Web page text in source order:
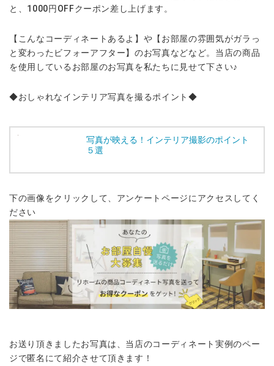
と、1000円OFFクーポン差し上げます。
【こんなコーディネートあるよ】や【お部屋の雰囲気がガラっ
と変わったビフォーアフター】のお写真などなど。当店の商品
を使用しているお部屋のお写真を私たちに見せて下さい♪
◆おしゃれなインテリア写真を撮るポイント◆
写真が映える！インテリア撮影のポイント
５選
下の画像をクリックして、アンケートページにアクセスしてく
ださい
お送り頂きましたお写真は、当店のコーディネート実例のペー
ジで匿名にて紹介させて頂きます！